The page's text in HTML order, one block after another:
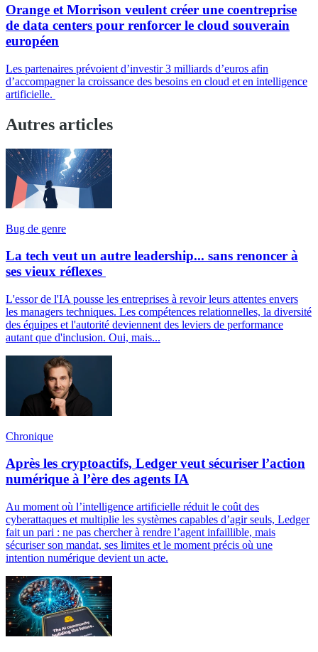
Orange et Morrison veulent créer une coentreprise
de data centers pour renforcer le cloud souverain
européen
Les partenaires prévoient d’investir 3 milliards d’euros afin
d’accompagner la croissance des besoins en cloud et en intelligence
artificielle.
Autres articles
Bug de genre
La tech veut un autre leadership... sans renoncer à
ses vieux réflexes
L'essor de l'IA pousse les entreprises à revoir leurs attentes envers
les managers techniques. Les compétences relationnelles, la diversité
des équipes et l'autorité deviennent des leviers de performance
autant que d'inclusion. Oui, mais...
Chronique
Après les cryptoactifs, Ledger veut sécuriser l’action
numérique à l’ère des agents IA
Au moment où l’intelligence artificielle réduit le coût des
cyberattaques et multiplie les systèmes capables d’agir seuls, Ledger
fait un pari : ne pas chercher à rendre l’agent infaillible, mais
sécuriser son mandat, ses limites et le moment précis où une
intention numérique devient un acte.